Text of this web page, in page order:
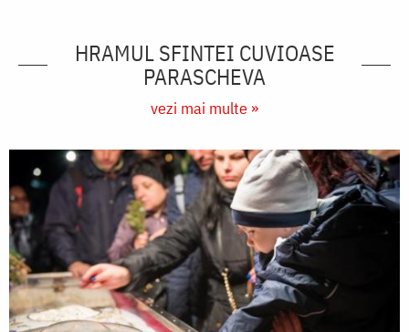
HRAMUL SFINTEI CUVIOASE
PARASCHEVA
vezi mai multe »